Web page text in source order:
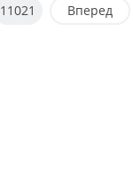
11021 Вперед